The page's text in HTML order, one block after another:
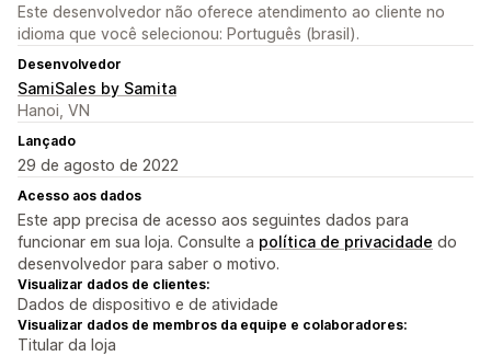
Este desenvolvedor não oferece atendimento ao cliente no
idioma que você selecionou: Português (brasil).
Desenvolvedor
SamiSales by Samita
Hanoi, VN
Lançado
29 de agosto de 2022
Acesso aos dados
Este app precisa de acesso aos seguintes dados para
funcionar em sua loja. Consulte a política de privacidade do
desenvolvedor para saber o motivo.
Visualizar dados de clientes:
Dados de dispositivo e de atividade
Visualizar dados de membros da equipe e colaboradores:
Titular da loja